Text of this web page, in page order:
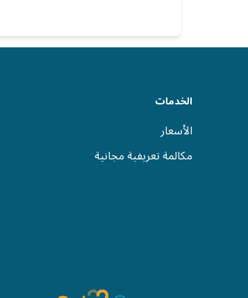
الخدمات
الأسعار
مكالمة تعريفية مجانية